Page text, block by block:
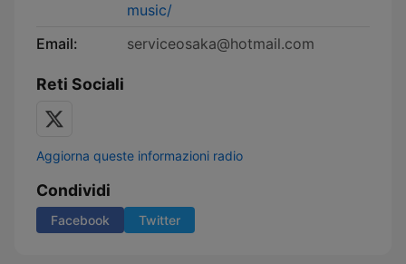
music/
Email:
serviceosaka@hotmail.com
Reti Sociali
Aggiorna queste informazioni radio
Condividi
Facebook Twitter